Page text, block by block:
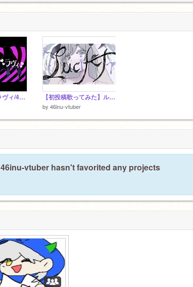
【歌ってみた】ラヴィ/46狗 【初投稿歌ってみた】ルシファー/46狗
by 46inu-vtuber
46inu-vtuber hasn't favorited any projects